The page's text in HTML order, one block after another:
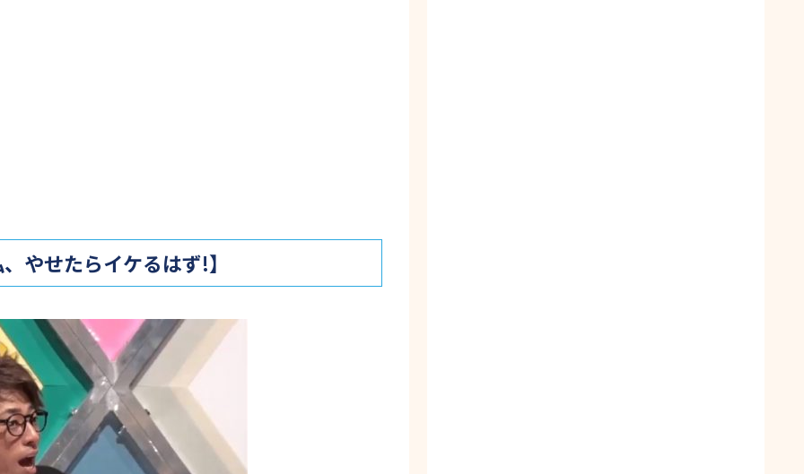
やせたらイケるはず!】